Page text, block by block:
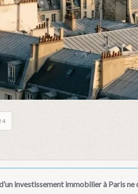
investissement immobilier à Paris